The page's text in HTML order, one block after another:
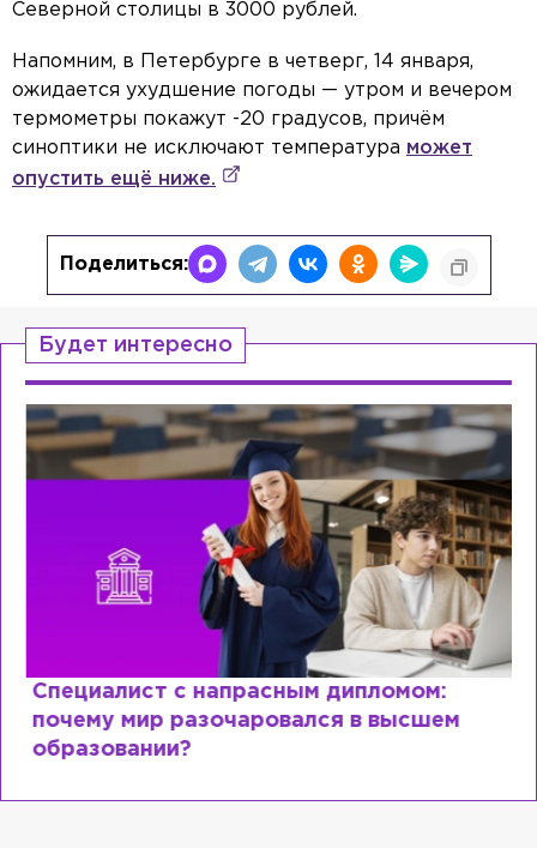
Северной столицы в 3000 рублей.
Напомним, в Петербурге в четверг, 14 января,
ожидается ухудшение погоды — утром и вечером
термометры покажут -20 градусов, причём
синоптики не исключают температура может
опустить ещё ниже.
Поделиться:
Будет интересно
Специалист с напрасным дипломом:
почему мир разочаровался в высшем
образовании?